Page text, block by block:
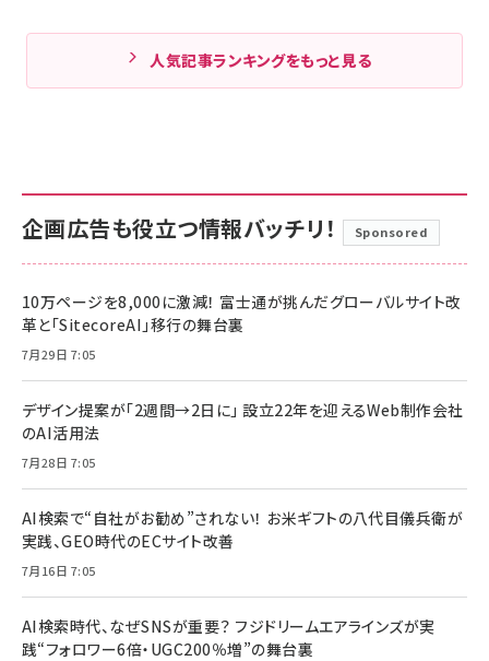
人気記事ランキングをもっと見る
企画広告も役立つ情報バッチリ！ Sponsored
10万ページを8,000に激減！ 富士通が挑んだグローバルサイト改
革と「SitecoreAI」移行の舞台裏
7月29日 7:05
デザイン提案が「2週間→2日に」 設立22年を迎えるWeb制作会社
のAI活用法
7月28日 7:05
AI検索で“自社がお勧め”されない！ お米ギフトの八代目儀兵衛が
実践、GEO時代のECサイト改善
7月16日 7:05
AI検索時代、なぜSNSが重要？ フジドリームエアラインズが実
践“フォロワー6倍・UGC200％増”の舞台裏